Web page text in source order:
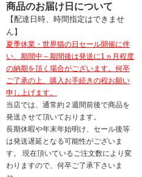
商品のお届け日について
【配達日時、時間指定はできませ
ん】
夏季休業・世界猫の日セール開催に伴
い、期間中～期間後は発送に1ヵ月程度
の納期を頂く場合がございます。何卒
ご了承の上、購入お手続きの程お願い
申し上げます。
当店では、通常約２週間前後で商品を
発送させて頂いております。
長期休暇や年末年始明け、セール後等
は発送遅延となる可能性がございま
す。 現在頂いているご注文数により変
わりますので、何卒ご了承下さいま